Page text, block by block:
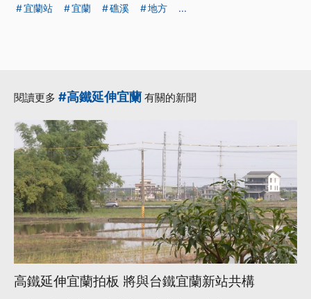
宜蘭站 宜蘭 礁溪 地方 ...
閱讀更多 #高鐵延伸宜蘭 有關的新聞
高鐵延伸宜蘭拍板 將與台鐵宜蘭新站共構